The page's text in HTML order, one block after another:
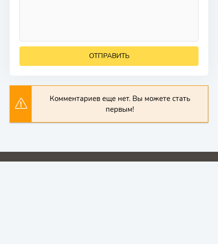
ОТПРАВИТЬ
Комментариев еще нет. Вы можете стать
первым!